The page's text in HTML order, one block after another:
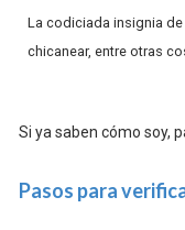
La codiciada insignia
chicanear, entre otras
Si ya saben cómo soy,
Pasos para